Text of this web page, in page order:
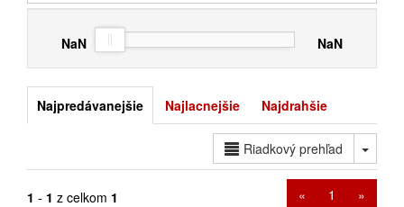
NaN NaN
Najpredávanejšie Najlacnejšie Najdrahšie
Riadkový prehľad
1 - 1 z celkom 1 « 1 »